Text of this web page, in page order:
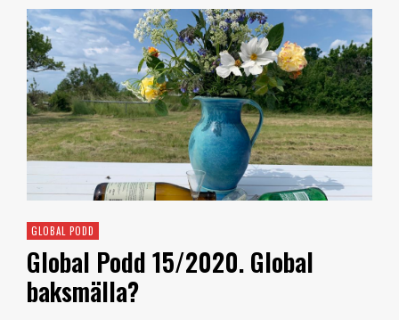
GLOBAL PODD
Global Podd 15/2020. Global
baksmälla?